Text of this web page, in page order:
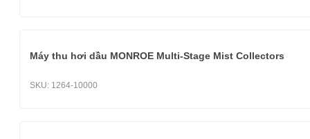
Máy thu hơi dầu MONROE Multi-Stage Mist Collectors
SKU: 1264-10000